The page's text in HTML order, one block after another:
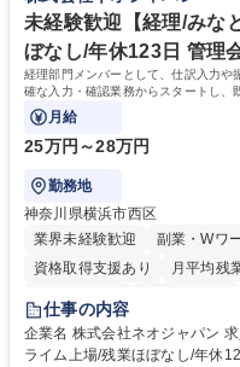
ープ】総合職（事務）◇残業月
イン」の管理運営を行うなど、
います。 学歴・資格 学歴：大学院 大学 高専 短大 専修学校 高校 語学力：
資格：
未経験歓迎【経理/みな
ぼなし/年休123日 管理
経理部門メンバーとして、仕訳入力や
確な入力・確認業務からスタートし、
理知識を身につけていただきます。
月給
25万円～28万円
勤務地
神奈川県横浜市西区
業界未経験歓迎
副業・Wワ
資格取得支援あり
月平均残
未経験者歓迎
完全週休2日制
交通費支給
寮・社宅あり
仕事の内容
企業名 株式会社ネオジャパン 求人名 未経験歓迎【経理/みなとみらい】プ
ライム上場/残業ほぼなし/年休123日 仕事の内容 経理部門メン